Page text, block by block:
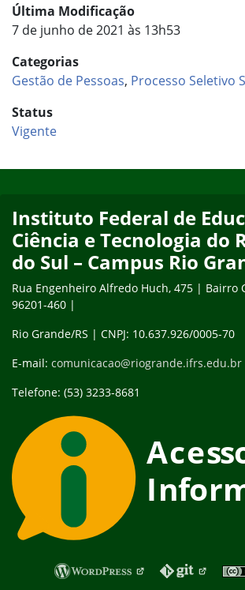
Última Modificação
7 de junho de 2021 às 13h53
Categorias
Gestão de Pessoas, Processo Seletivo
Status
Vigente
Instituto Federal de
Ciência e Tecnologia do
do Sul – Campus Rio
Rua Engenheiro Alfredo Huch, 475 | Bairro
96201-460 |
Rio Grande/RS | CNPJ: 10.637.926/0005-70
E-mail: comunicacao@riogrande.ifrs.edu.br
Telefone: (53) 3233-8681